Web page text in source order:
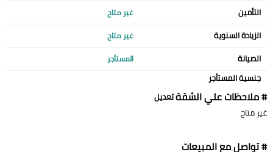
التأمين غير متاح
الزيادة السنوية غير متاح
الصيانة المستأجر
جنسية المستأجر
# ملاحظات علي الشقةتعديل
غير متاح
# تواصل مع المبيعات